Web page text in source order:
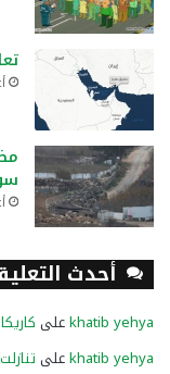
أحدث
khatib yehyaعلى
khatib yehyaعلى